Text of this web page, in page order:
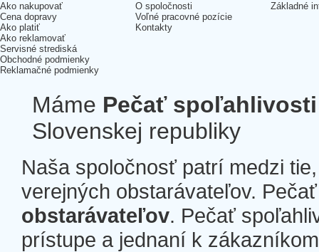
Ako nakupovať
Cena dopravy
Ako platiť
Ako reklamovať
Servisné strediská
Obchodné podmienky
Reklamačné podmienky
O spoločnosti
Voľné pracovné pozície
Kontakty
Základné
Máme Pečať spoľahlivosti
Slovenskej republiky
Naša spoločnosť patrí medzi
verejných obstarávateľov.
obstarávateľov. Pečať
prístupe a jednaní k